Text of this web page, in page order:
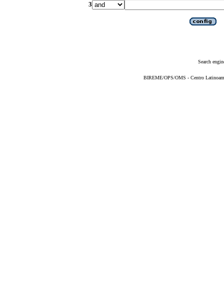
3
Search
BIREME/OPS/OMS - Centro